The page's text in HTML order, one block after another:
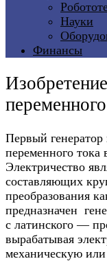
Науки
Финансы
Первый
переменного тока
Электричество
составляющих
преобразования
предназначен
с латинского —
вырабатывая
механическую